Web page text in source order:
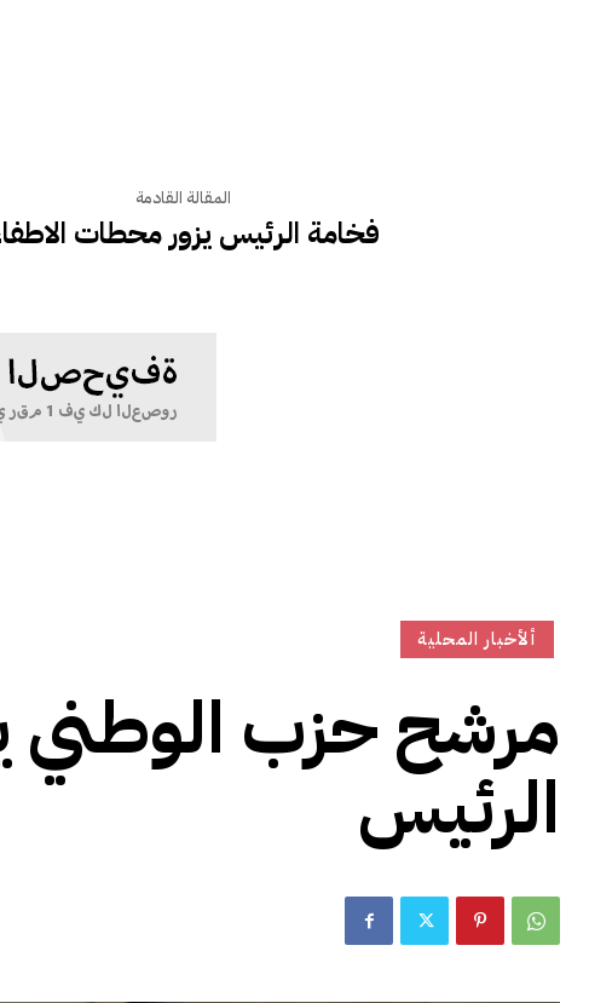
المقالة القادمة
فخامة الرئيس يزور محطات